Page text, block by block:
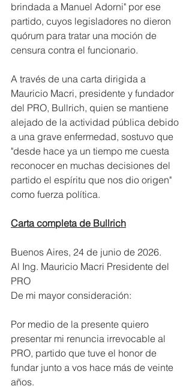
brindada a Manuel Adorni" por ese
partido, cuyos legisladores no dieron
quórum para tratar una moción de
censura contra el funcionario.
A través de una carta dirigida a
Mauricio Macri, presidente y fundador
del PRO, Bullrich, quien se mantiene
alejado de la actividad pública debido
a una grave enfermedad, sostuvo que
"desde hace ya un tiempo me cuesta
reconocer en muchas decisiones del
partido el espíritu que nos dio origen"
como fuerza política.
Carta completa de Bullrich
Buenos Aires, 24 de junio de 2026.
Al Ing. Mauricio Macri Presidente del
PRO
De mi mayor consideración:
Por medio de la presente quiero
presentar mi renuncia irrevocable al
PRO, partido que tuve el honor de
fundar junto a vos hace más de veinte
años.